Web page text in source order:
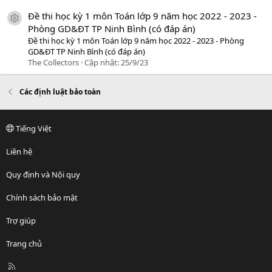
icon tài liệu
Đề thi học kỳ 1 môn Toán lớp 9 năm học 2022 - 2023 -
Phòng GD&ĐT TP Ninh Bình (có đáp án)
Đề thi học kỳ 1 môn Toán lớp 9 năm học 2022 - 2023 - Phòng
GD&ĐT TP Ninh Bình (có đáp án)
The Collectors Cập nhật: 25/9/23
Các định luật bảo toàn
Tiếng Việt
Liên hệ
Quy định và Nội quy
Chính sách bảo mật
Trợ giúp
Trang chủ
R